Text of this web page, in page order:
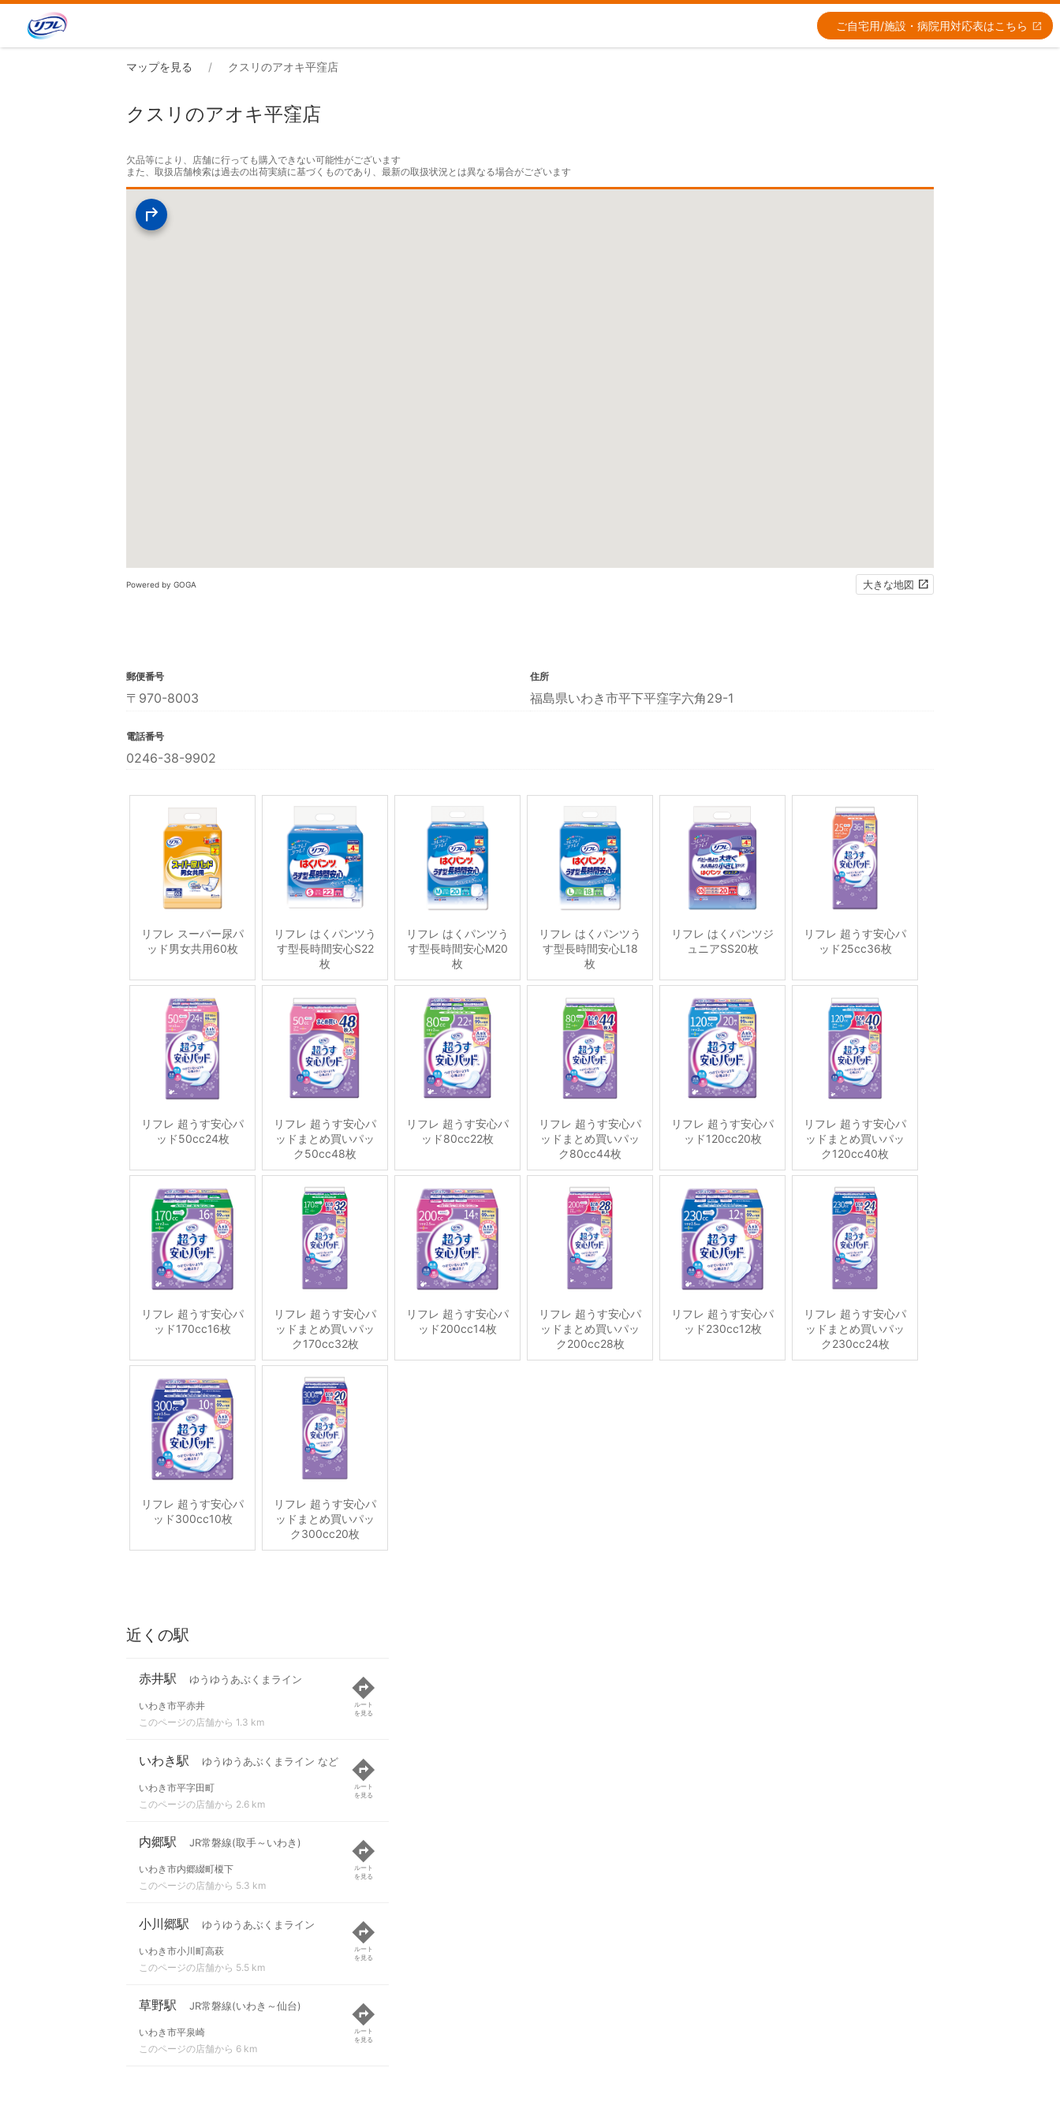
ご自宅用/施設・病院用対応表はこちら
マップを見る クスリのアオキ平窪店
クスリのアオキ平窪店
欠品等により、店舗に行っても購入できない可能性がございます
また、取扱店舗検索は過去の出荷実績に基づくものであり、最新の取扱状況とは異なる場合がございます
Powered by GOGA 大きな地図
郵便番号
〒970-8003
住所
福島県いわき市平下平窪字六角29-1
電話番号
0246-38-9902
リフレ スーパー尿パ
ッド男女共用60枚
リフレ はくパンツう
す型長時間安心S22
枚
リフレ はくパンツう
す型長時間安心M20
枚
リフレ はくパンツう
す型長時間安心L18
枚
リフレ はくパンツジ
ュニアSS20枚
リフレ 超うす安心パ
ッド25cc36枚
リフレ 超うす安心パ
ッド50cc24枚
リフレ 超うす安心パ
ッドまとめ買いパッ
ク50cc48枚
リフレ 超うす安心パ
ッド80cc22枚
リフレ 超うす安心パ
ッドまとめ買いパッ
ク80cc44枚
リフレ 超うす安心パ
ッド120cc20枚
リフレ 超うす安心パ
ッドまとめ買いパッ
ク120cc40枚
リフレ 超うす安心パ
ッド170cc16枚
リフレ 超うす安心パ
ッドまとめ買いパッ
ク170cc32枚
リフレ 超うす安心パ
ッド200cc14枚
リフレ 超うす安心パ
ッドまとめ買いパッ
ク200cc28枚
リフレ 超うす安心パ
ッド230cc12枚
リフレ 超うす安心パ
ッドまとめ買いパッ
ク230cc24枚
リフレ 超うす安心パ
ッド300cc10枚
リフレ 超うす安心パ
ッドまとめ買いパッ
ク300cc20枚
近くの駅
赤井駅 ゆうゆうあぶくまライン
いわき市平赤井
このページの店舗から 1.3 km
ルート
を見る
いわき駅 ゆうゆうあぶくまライン など
いわき市平字田町
このページの店舗から 2.6 km
ルート
を見る
内郷駅 JR常磐線(取手～いわき)
いわき市内郷綴町榎下
このページの店舗から 5.3 km
ルート
を見る
小川郷駅 ゆうゆうあぶくまライン
いわき市小川町高萩
このページの店舗から 5.5 km
ルート
を見る
草野駅 JR常磐線(いわき～仙台)
いわき市平泉崎
このページの店舗から 6 km
ルート
を見る